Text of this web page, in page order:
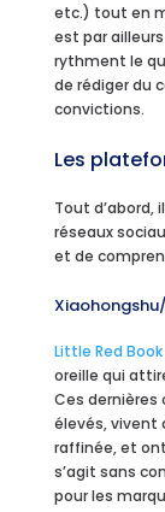
etc.) tout en
est par
rythment le
de rédiger du
convictions.
Les
Tout
réseaux
et de
Little Red Book
oreille qui
Ces dernières
élevés, vivent
raffinée, et
s’agit sans
pour les